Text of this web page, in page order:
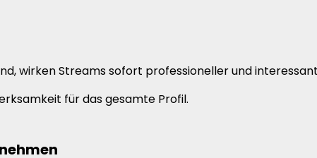
wirken Streams sofort professioneller und
für das gesamte Profil.